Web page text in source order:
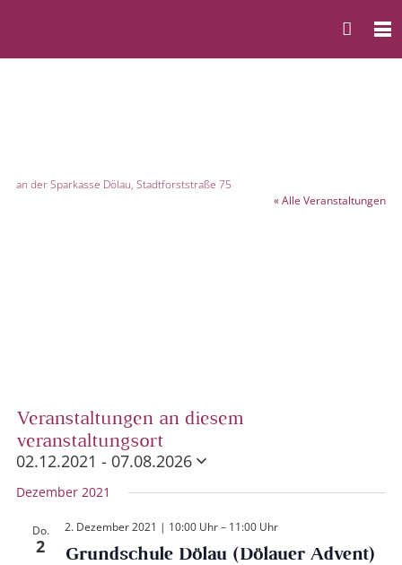
an der Sparkasse Dölau, Stadtforststraße 75
« Alle Veranstaltungen
Veranstaltungen an diesem
veranstaltungsort
02.12.2021 - 07.08.2026
wählen.
Dezember 2021
Do.
2 Grundschule Dölau (Dölauer Advent)
2. Dezember 2021 | 10:00 Uhr– 11:00 Uhr